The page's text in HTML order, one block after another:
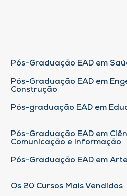
Pós-Graduação EAD em
Pós-Graduação EAD em
Construção
Pós-graduação EAD em
Pós-Graduação EAD em
Comunicação e Informação
Pós-Graduação EAD em
Os 20 Cursos Mais Vendidos